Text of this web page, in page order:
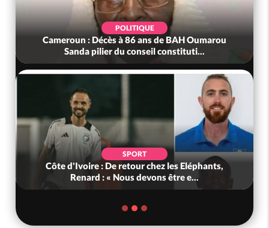
POLITIQUE
Cameroun : Décès à 86 ans de BAH Oumarou
Sanda pilier du conseil constituti...
SPORT
Côte d'Ivoire : De retour chez les Eléphants,
Renard : « Nous devons être e...